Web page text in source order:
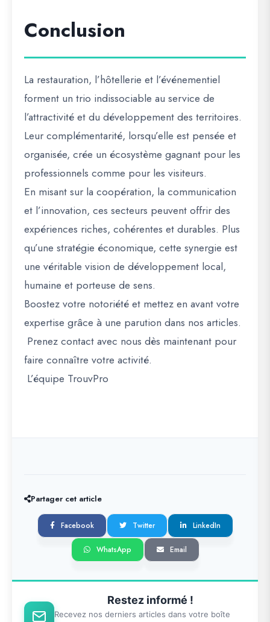
Conclusion
La restauration, l’hôtellerie et l’événementiel
forment un trio indissociable au service de
l’attractivité et du développement des territoires.
Leur complémentarité, lorsqu’elle est pensée et
organisée, crée un écosystème gagnant pour les
professionnels comme pour les visiteurs.
En misant sur la coopération, la communication
et l’innovation, ces secteurs peuvent offrir des
expériences riches, cohérentes et durables. Plus
qu’une stratégie économique, cette synergie est
une véritable vision de développement local,
humaine et porteuse de sens.
Boostez votre notoriété et mettez en avant votre
expertise grâce à une parution dans nos articles.
Prenez contact avec nous dès maintenant pour
faire connaître votre activité.
L’équipe TrouvPro
Partager cet article
Facebook Twitter LinkedIn
WhatsApp Email
Restez informé !
Recevez nos derniers articles dans votre boîte